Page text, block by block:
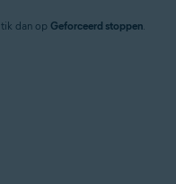
dan op Geforceerd stoppen.